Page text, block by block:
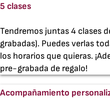
5 clases
Tendremos juntas 4 clases
grabadas). Puedes verlas
los horarios que quieras.
pre-grabada de regalo!
Acompañamiento